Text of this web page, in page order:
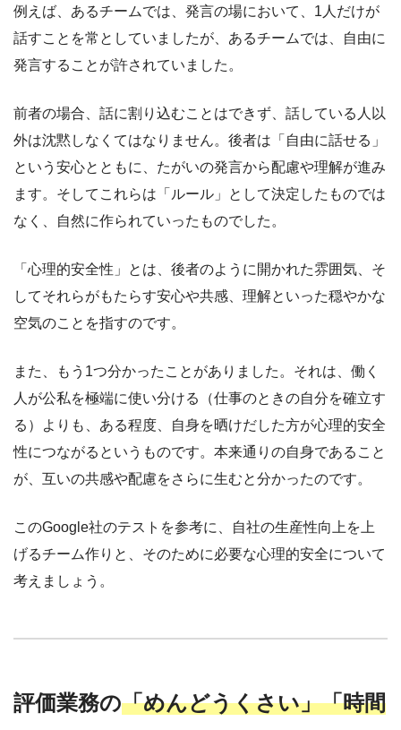
例えば、あるチームでは、発言の場において、1人だけが
話すことを常としていましたが、あるチームでは、自由に
発言することが許されていました。
前者の場合、話に割り込むことはできず、話している人以
外は沈黙しなくてはなりません。後者は「自由に話せる」
という安心とともに、たがいの発言から配慮や理解が進み
ます。そしてこれらは「ルール」として決定したものでは
なく、自然に作られていったものでした。
「心理的安全性」とは、後者のように開かれた雰囲気、そ
してそれらがもたらす安心や共感、理解といった穏やかな
空気のことを指すのです。
また、もう1つ分かったことがありました。それは、働く
人が公私を極端に使い分ける（仕事のときの自分を確立す
る）よりも、ある程度、自身を晒けだした方が心理的安全
性につながるというものです。本来通りの自身であること
が、互いの共感や配慮をさらに生むと分かったのです。
このGoogle社のテストを参考に、自社の生産性向上を上
げるチーム作りと、そのために必要な心理的安全について
考えましょう。
評価業務の「めんどうくさい」「時間